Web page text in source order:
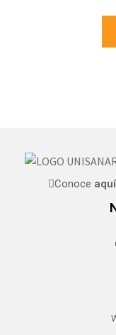
Conoce aquí